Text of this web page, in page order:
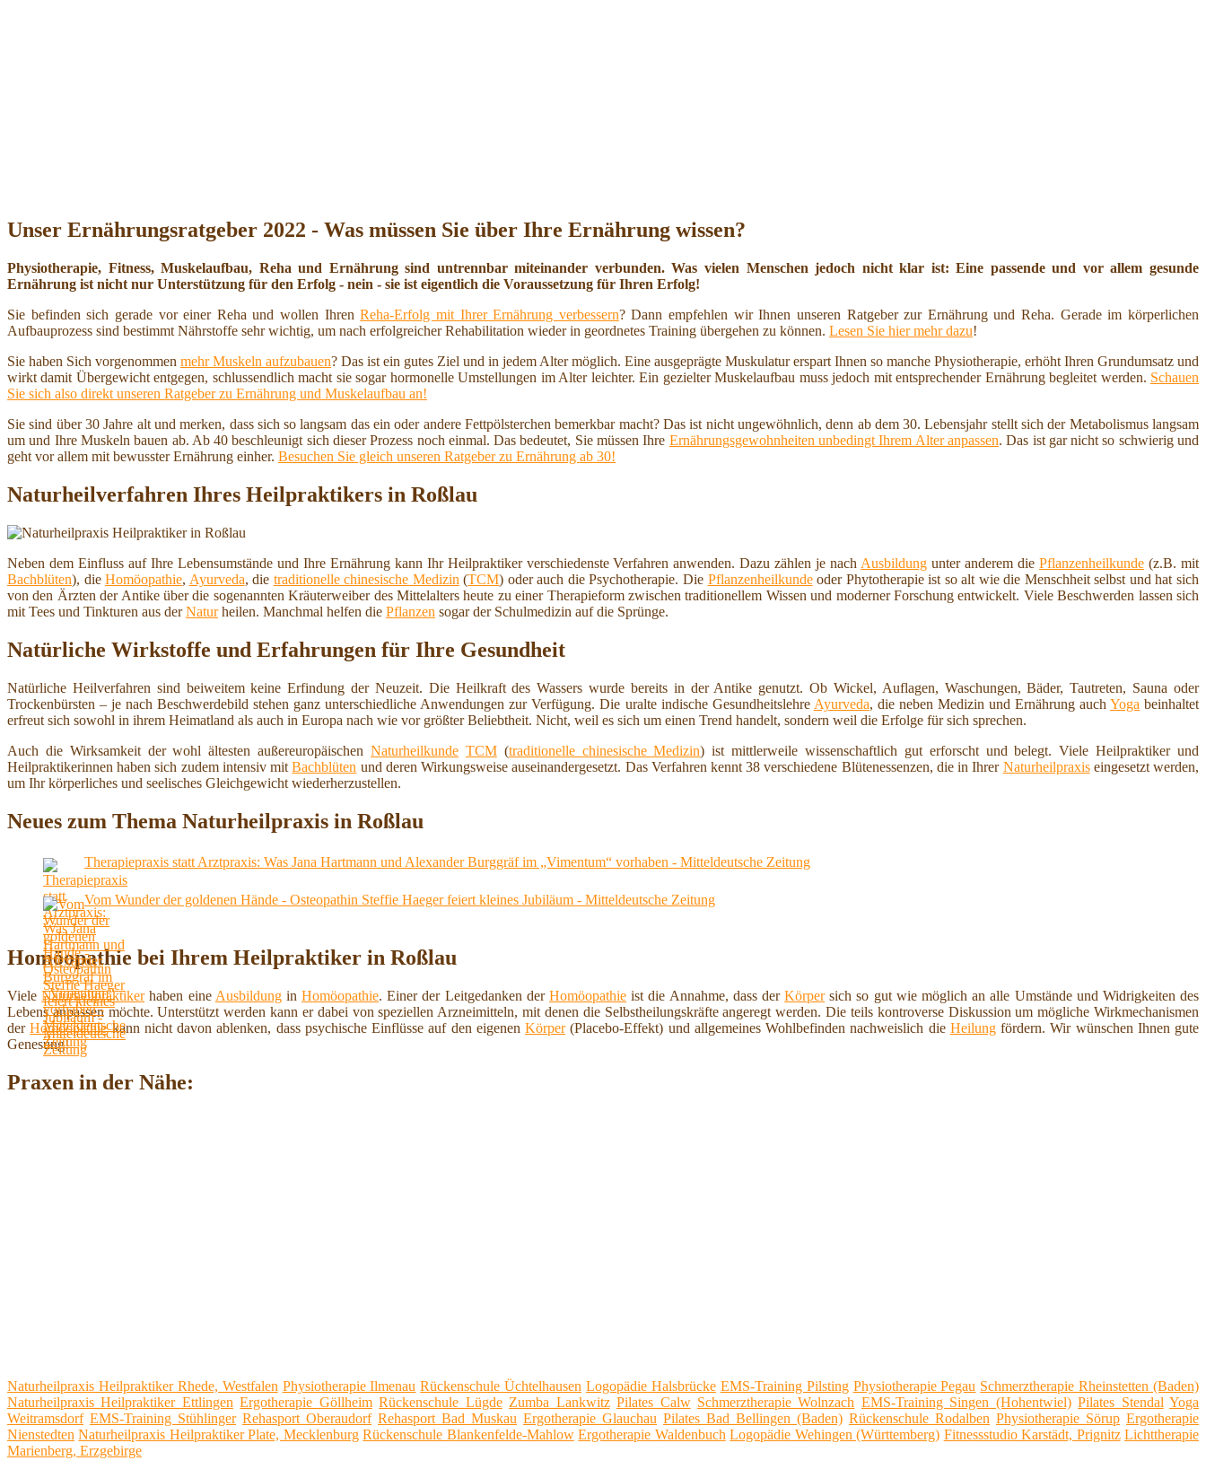
Unser Ernährungsratgeber 2022 - Was müssen Sie über Ihre Ernährung wissen?
Physiotherapie, Fitness, Muskelaufbau, Reha und Ernährung sind untrennbar miteinander verbunden. Was vielen Menschen jedoch nicht klar ist: Eine passende und vor allem gesunde
Ernährung ist nicht nur Unterstützung für den Erfolg - nein - sie ist eigentlich die Voraussetzung für Ihren Erfolg!
Sie befinden sich gerade vor einer Reha und wollen IhrenReha-Erfolg mit Ihrer Ernährung verbessern? Dann empfehlen wir Ihnen unseren Ratgeber zur Ernährung und Reha. Gerade im körperlichen
Aufbauprozess sind bestimmt Nährstoffe sehr wichtig, um nach erfolgreicher Rehabilitation wieder in geordnetes Training übergehen zu können. Lesen Sie hier mehr dazu!
Sie haben Sich vorgenommen mehr Muskeln aufzubauen? Das ist ein gutes Ziel und in jedem Alter möglich. Eine ausgeprägte Muskulatur erspart Ihnen so manche Physiotherapie, erhöht Ihren Grundumsatz und
wirkt damit Übergewicht entgegen, schlussendlich macht sie sogar hormonelle Umstellungen im Alter leichter. Ein gezielter Muskelaufbau muss jedoch mit entsprechender Ernährung begleitet werden. Schauen
Sie sich also direkt unseren Ratgeber zu Ernährung und Muskelaufbau an!
Sie sind über 30 Jahre alt und merken, dass sich so langsam das ein oder andere Fettpölsterchen bemerkbar macht? Das ist nicht ungewöhnlich, denn ab dem 30. Lebensjahr stellt sich der Metabolismus langsam
um und Ihre Muskeln bauen ab. Ab 40 beschleunigt sich dieser Prozess noch einmal. Das bedeutet, Sie müssen Ihre Ernährungsgewohnheiten unbedingt Ihrem Alter anpassen. Das ist gar nicht so schwierig und
geht vor allem mit bewusster Ernährung einher. Besuchen Sie gleich unseren Ratgeber zu Ernährung ab 30!
Naturheilverfahren Ihres Heilpraktikers in Roßlau
Neben dem Einfluss auf Ihre Lebensumstände und Ihre Ernährung kann Ihr Heilpraktiker verschiedenste Verfahren anwenden. Dazu zählen je nach Ausbildung unter anderem diePflanzenheilkunde (z.B. mit
Bachblüten), dieHomöopathie, Ayurveda, die traditionelle chinesische Medizin (TCM) oder auch die Psychotherapie. Die Pflanzenheilkundeoder Phytotherapie ist so alt wie die Menschheit selbst und hat sich
von den Ärzten der Antike über die sogenannten Kräuterweiber des Mittelalters heute zu einer Therapieform zwischen traditionellem Wissen und moderner Forschung entwickelt. Viele Beschwerden lassen sich
mit Tees und Tinkturen aus derNaturheilen. Manchmal helfen die Pflanzen sogar der Schulmedizin auf die Sprünge.
Natürliche Wirkstoffe und Erfahrungen für Ihre Gesundheit
Natürliche Heilverfahren sind beiweitem keine Erfindung der Neuzeit. Die Heilkraft des Wassers wurde bereits in der Antike genutzt. Ob Wickel, Auflagen, Waschungen, Bäder, Tautreten, Sauna oder
Trockenbürsten – je nach Beschwerdebild stehen ganz unterschiedliche Anwendungen zur Verfügung. Die uralte indische Gesundheitslehre Ayurveda, die neben Medizin und Ernährung auch Yoga beinhaltet
erfreut sich sowohl in ihrem Heimatland als auch in Europa nach wie vor größter Beliebtheit. Nicht, weil es sich um einen Trend handelt, sondern weil die Erfolge für sich sprechen.
Auch die Wirksamkeit der wohl ältesten außereuropäischen Naturheilkunde TCM(traditionelle chinesische Medizin) ist mittlerweile wissenschaftlich gut erforscht und belegt. Viele Heilpraktiker und
Heilpraktikerinnen haben sich zudem intensiv mitBachblüten und deren Wirkungsweise auseinandergesetzt. Das Verfahren kennt 38 verschiedene Blütenessenzen, die in Ihrer Naturheilpraxiseingesetzt werden,
um Ihr körperliches und seelisches Gleichgewicht wiederherzustellen.
Neues zum Thema Naturheilpraxis in Roßlau
Therapiepraxis statt Arztpraxis: Was Jana Hartmann und Alexander Burggräf im „Vimentum“ vorhaben - Mitteldeutsche Zeitung
Vom Wunder der goldenen Hände - Osteopathin Steffie Haeger feiert kleines Jubiläum - Mitteldeutsche Zeitung
Homöopathie bei Ihrem Heilpraktiker in Roßlau
VieleNaturheilpraktikerhaben eine AusbildunginHomöopathie. Einer der Leitgedanken der Homöopathie ist die Annahme, dass derKörpersich so gut wie möglich an alle Umstände und Widrigkeiten des
Lebens anpassen möchte. Unterstützt werden kann er dabei von speziellen Arzneimitteln, mit denen die Selbstheilungskräfte angeregt werden. Die teils kontroverse Diskussion um mögliche Wirkmechanismen
derHomöopathiekann nicht davon ablenken, dass psychische Einflüsse auf den eigenen Körper(Placebo-Effekt) und allgemeines Wohlbefinden nachweislich die Heilungfördern. Wir wünschen Ihnen gute
Genesung!
Praxen in der Nähe:
Naturheilpraxis Heilpraktiker Rhede, Westfalen Physiotherapie Ilmenau Rückenschule Üchtelhausen Logopädie Halsbrücke EMS-Training Pilsting Physiotherapie Pegau Schmerztherapie Rheinstetten (Baden)
Naturheilpraxis Heilpraktiker Ettlingen Ergotherapie Göllheim Rückenschule Lügde Zumba Lankwitz Pilates Calw Schmerztherapie Wolnzach EMS-Training Singen (Hohentwiel) Pilates Stendal Yoga
Weitramsdorf EMS-Training Stühlinger Rehasport Oberaudorf Rehasport Bad Muskau Ergotherapie Glauchau Pilates Bad Bellingen (Baden) Rückenschule Rodalben Physiotherapie Sörup Ergotherapie
Nienstedten Naturheilpraxis Heilpraktiker Plate, Mecklenburg Rückenschule Blankenfelde-Mahlow Ergotherapie Waldenbuch Logopädie Wehingen (Württemberg) Fitnessstudio Karstädt, Prignitz Lichttherapie
Marienberg, Erzgebirge